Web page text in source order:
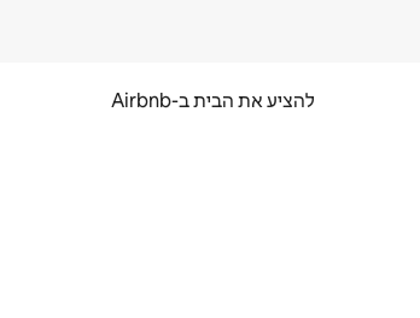
להציע את הבית ב-Airbnb